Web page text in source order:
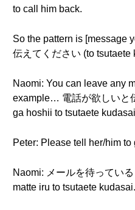
to call him back.
So the pattern is [message
伝えてください (to tsutaete
Naomi: You can leave any
example… 電話が欲しいと
ga hoshii to tsutaete
Peter: Please tell her/him to
Naomi: メールを待ってい
matte iru to tsutaete